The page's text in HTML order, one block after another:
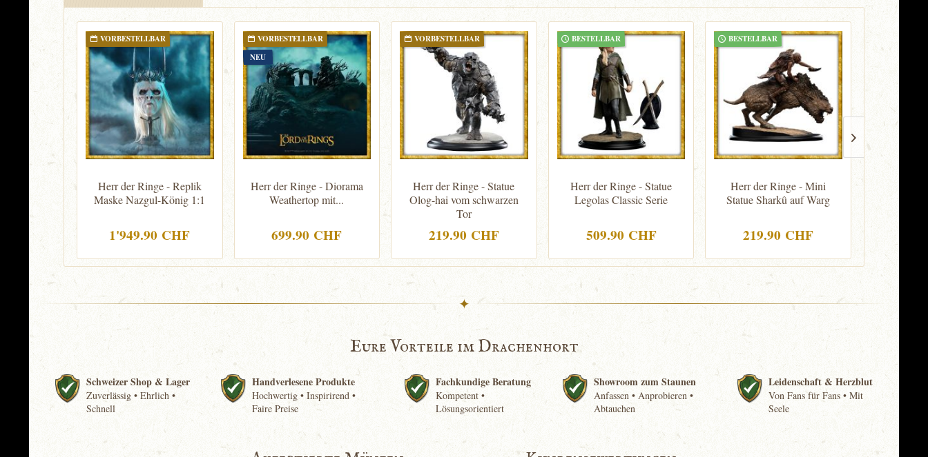
VORBESTELLBAR
Herr der Ringe - Replik
Maske Nazgul-König 1:1
1'949.90 CHF
VORBESTELLBAR
NEU
Herr der Ringe - Diorama
Weathertop mit...
699.90 CHF
VORBESTELLBAR
Herr der Ringe - Statue
Olog-hai vom schwarzen
Tor
219.90 CHF
BESTELLBAR
Herr der Ringe - Statue
Legolas Classic Serie
509.90 CHF
BESTELLBAR
Herr der Ringe - Mini
Statue Sharkû auf Warg
219.90 CHF
mit
✦
Eure Vorteile im Drachenhort
Schweizer Shop & Lager
Zuverlässig • Ehrlich •
Schnell
Handverlesene Produkte
Hochwertig • Inspirirend •
Faire Preise
Fachkundige Beratung
Kompetent •
Lösungsorientiert
Showroom zum Staunen
Anfassen • Anprobieren •
Abtauchen
Leidenschaft & Herzblut
Von Fans für Fans • Mit
Seele